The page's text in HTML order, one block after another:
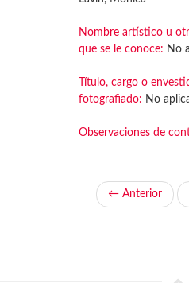
Nombre artístico u
que se le conoce: No
Título, cargo o
fotografiado: No
Observaciones de
← Anterior